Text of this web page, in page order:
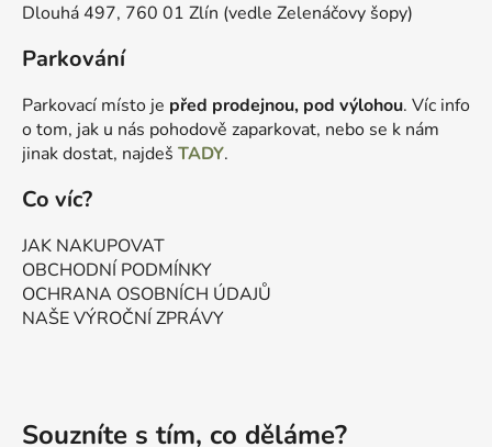
Dlouhá 497, 760 01 Zlín (vedle Zelenáčovy šopy)
Parkování
Parkovací místo je před prodejnou, pod výlohou. Víc info
o tom, jak u nás pohodově zaparkovat, nebo se k nám
jinak dostat, najdeš TADY.
Co víc?
JAK NAKUPOVAT
OBCHODNÍ PODMÍNKY
OCHRANA OSOBNÍCH ÚDAJŮ
NAŠE VÝROČNÍ ZPRÁVY
Souzníte s tím, co děláme?